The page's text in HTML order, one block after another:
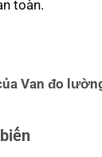
toàn.
Van đo